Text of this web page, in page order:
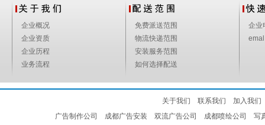
企业概况
企业资质
企业历程
业务流程
免费派送范围
物流快递范围
安装服务范围
如何选择配送
企业
关于我们 联系我们
加入我们
广告制作公司
成都广告安装 双流广告公司 成都喷绘公司 写